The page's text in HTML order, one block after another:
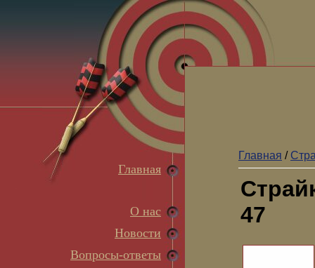
Главная
О нас
Новости
Вопросы-ответы
Главная /
47